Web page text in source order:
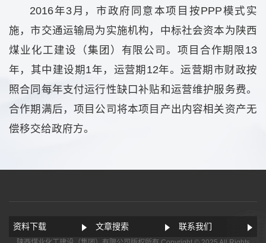
2016年3月，市政府同意本项目按PPP模式实
施，市交通运输局为实施机构，中标社会资本为陕西
煤业化工建设（集团）有限公司。项目合作期限13
年，其中建设期1年，运营期12年。运营期市财政按
照合同每年支付运行性缺口补贴和运营维护服务费。
合作期满后，项目公司将本项目产出内容相关资产无
偿移交给政府方。
资料下载 文章搜索 联系我们